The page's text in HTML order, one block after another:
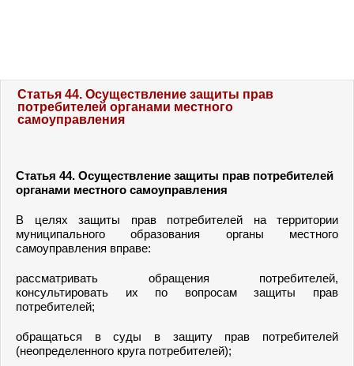
Статья 44. Осуществление защиты прав
потребителей органами местного
самоуправления
Статья 44. Осуществление защиты прав потребителей
органами местного самоуправления
В целях защиты прав потребителей на территории
муниципального образования органы местного
самоуправления вправе:
рассматривать обращения потребителей,
консультировать их по вопросам защиты прав
потребителей;
обращаться в суды в защиту прав потребителей
(неопределенного круга потребителей);